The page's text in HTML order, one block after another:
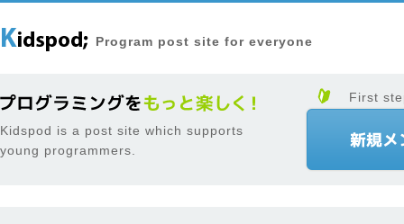
Program post site for everyone
Kidspod is a post site which supports
young programmers.
First